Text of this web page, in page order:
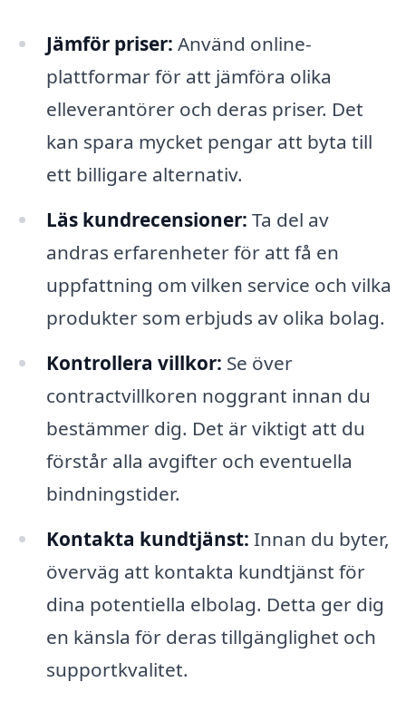
Jämför priser: Använd online-
plattformar för att jämföra olika
elleverantörer och deras priser. Det
kan spara mycket pengar att byta till
ett billigare alternativ.
Läs kundrecensioner: Ta del av
andras erfarenheter för att få en
uppfattning om vilken service och vilka
produkter som erbjuds av olika bolag.
Kontrollera villkor: Se över
contractvillkoren noggrant innan du
bestämmer dig. Det är viktigt att du
förstår alla avgifter och eventuella
bindningstider.
Kontakta kundtjänst: Innan du byter,
överväg att kontakta kundtjänst för
dina potentiella elbolag. Detta ger dig
en känsla för deras tillgänglighet och
supportkvalitet.